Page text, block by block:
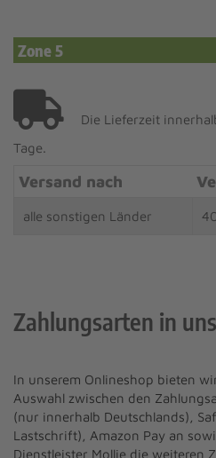
Zone 5
Die Lieferzeit
Tage.
Versand nach
alle sonstigen Länder
Zahlungsarten in
In unserem Onlineshop bieten
Auswahl zwischen den
(nur innerhalb Deutschlands),
Lastschrift), Amazon Pay an
Dienstleister Mollie die weiteren